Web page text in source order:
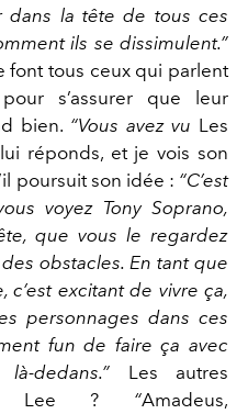
dans la tête de tous ces
ils se dissimulent.”
font tous ceux qui parlent
s’assurer que leur
bien. “Vous avez vu Les
réponds, et je vois son
poursuit son idée : “C’est
voyez Tony Soprano,
que vous le regardez
obstacles. En tant que
c’est excitant de vivre ça,
personnages dans ces
fun de faire ça avec
dedans.” Les autres
de Lee ? “Amadeus,